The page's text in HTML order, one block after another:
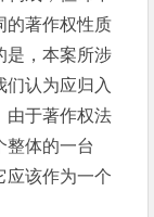
的著作权性质
是，本案所涉
们认为应归入
由于著作权法
整体的一台
应该作为一个